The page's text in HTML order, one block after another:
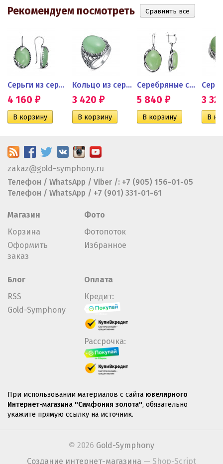
Рекомендуем посмотреть
Серьги из серебра с нефритом
4 160 ₽
Кольцо из серебра с нефритом
3 420 ₽
Серебряные серьги с...
5 840 ₽ 3
zakaz@gold-symphony.ru
Телефон / WhatsApp / Viber /: +7 (905) 156-01-05
Телефон / WhatsApp / +7 (901) 331-01-61
Магазин
Корзина
Оформить
заказ
Фото
Фотопоток
Избранное
Блог
RSS
Gold-Symphony
Оплата
Кредит:
Рассрочка:
При использовании материалов с сайта ювелирного
Интернет-магазина "Симфония золота", обязательно
укажите прямую ссылку на источник.
© 2026 Gold-Symphony
Создание интернет-магазина — Shop-Script